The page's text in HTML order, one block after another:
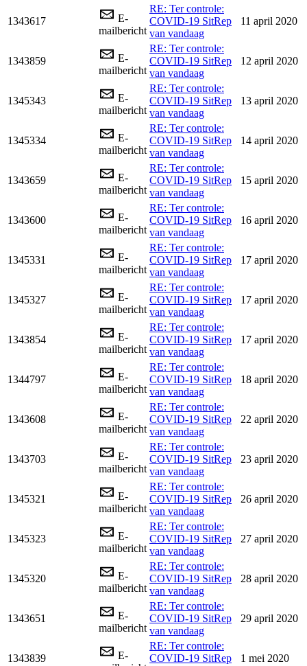
1343617
E-
mailbericht
RE: Ter controle:
COVID-19 SitRep
van vandaag
11 april 2020
1343859
E-
mailbericht
RE: Ter controle:
COVID-19 SitRep
van vandaag
12 april 2020
1345343
E-
mailbericht
RE: Ter controle:
COVID-19 SitRep
van vandaag
13 april 2020
1345334
E-
mailbericht
RE: Ter controle:
COVID-19 SitRep
van vandaag
14 april 2020
1343659
E-
mailbericht
RE: Ter controle:
COVID-19 SitRep
van vandaag
15 april 2020
1343600
E-
mailbericht
RE: Ter controle:
COVID-19 SitRep
van vandaag
16 april 2020
1345331
E-
mailbericht
RE: Ter controle:
COVID-19 SitRep
van vandaag
17 april 2020
1345327
E-
mailbericht
RE: Ter controle:
COVID-19 SitRep
van vandaag
17 april 2020
1343854
E-
mailbericht
RE: Ter controle:
COVID-19 SitRep
van vandaag
17 april 2020
1344797
E-
mailbericht
RE: Ter controle:
COVID-19 SitRep
van vandaag
18 april 2020
1343608
E-
mailbericht
RE: Ter controle:
COVID-19 SitRep
van vandaag
22 april 2020
1343703
E-
mailbericht
RE: Ter controle:
COVID-19 SitRep
van vandaag
23 april 2020
1345321
E-
mailbericht
RE: Ter controle:
COVID-19 SitRep
van vandaag
26 april 2020
1345323
E-
mailbericht
RE: Ter controle:
COVID-19 SitRep
van vandaag
27 april 2020
1345320
E-
mailbericht
RE: Ter controle:
COVID-19 SitRep
van vandaag
28 april 2020
1343651
E-
mailbericht
RE: Ter controle:
COVID-19 SitRep
van vandaag
29 april 2020
1343839
E-
RE: Ter controle:
COVID-19 SitRep
1 mei 2020